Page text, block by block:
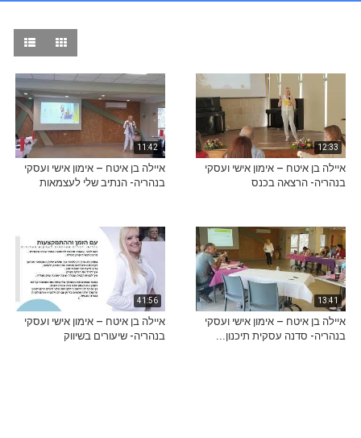
12:33
איילה בן איטח – אימון אישי ועסקי
בנהריה- הרצאה בכנס
11:42
איילה בן איטח – אימון אישי ועסקי
בנהריה- הנתיב שלי לעצמאות
13:41
איילה בן איטח – אימון אישי ועסקי
בנהריה- סדנה עסקית תיכנון...
41:56
איילה בן איטח – אימון אישי ועסקי
בנהריה- שיעורים בשיווק